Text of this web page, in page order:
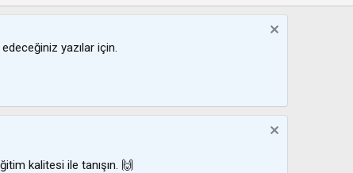
yazılar için.
kalitesi ile tanışın. 🙌